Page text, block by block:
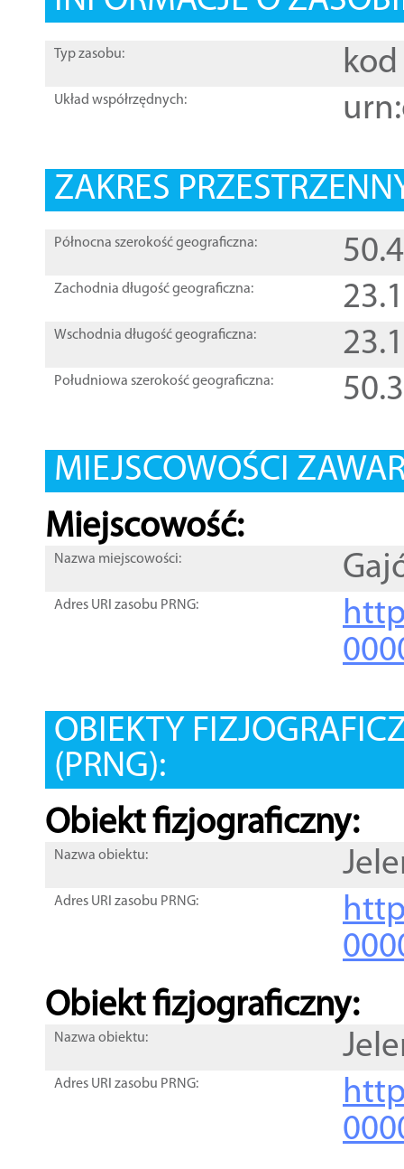
Typ zasobu: kod
Układ współrzędnych:
ZAKRES
Północna szerokość geograficzna:
Zachodnia długość geograficzna:
Wschodnia długość geograficzna:
Południowa szerokość geograficzna:
MIEJSCOWOŚCI
Miejscowość:
Nazwa miejscowości:
Adres URI zasobu PRNG:
OBIEKTY
(PRNG):
Obiekt fizjograficzny:
Nazwa obiektu:
Adres URI zasobu PRNG:
Obiekt fizjograficzny:
Nazwa obiektu:
Adres URI zasobu PRNG: